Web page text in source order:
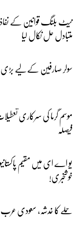
نیٹ بلنگ قوانین کے
متبادل حل نکال لیا
سولر صارفین کے لیے بڑی
موسم گرما کی سرکاری
فیصلہ
یو اے ای میں مقیم
خوشخبری!
حملے کا خدشہ، سعودی